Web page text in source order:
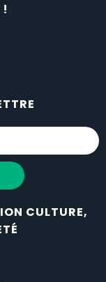
!
CULTURE,